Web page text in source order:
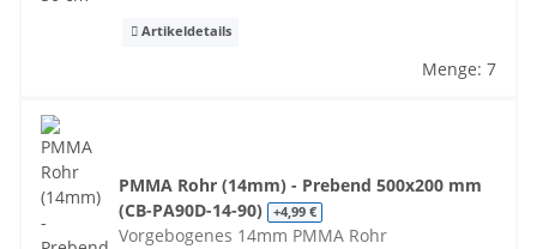
Artikeldetails
Menge: 7
PMMA Rohr (14mm) - Prebend 500x200 mm
(CB-PA90D-14-90)
+4,99 €
Vorgebogenes 14mm PMMA Rohr